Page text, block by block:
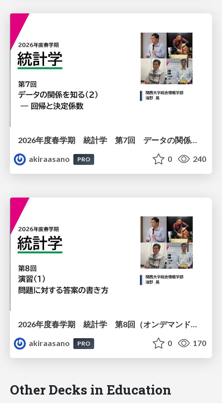
2026年度春学期 統計学 第7回 データの関係を知る（２）ー 回帰と決定係数 (2026. 5. 21)
akiraasano
PRO 0 240
2026年度春学期 統計学 第8回（オンデマンド配信回） 演習（１）・問題に対する答案の書き方 (2026. 5. 21)
akiraasano
PRO 0 170
Other Decks in Education